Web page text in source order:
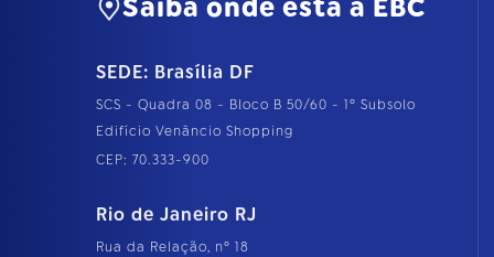
Saiba onde está a EBC
SEDE: Brasília DF
SCS - Quadra 08 - Bloco B 50/60 - 1º Subsolo
Edifício Venâncio Shopping
CEP: 70.333-900
Rio de Janeiro RJ
Rua da Relação, nº 18